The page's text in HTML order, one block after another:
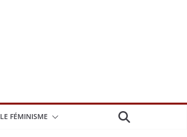
LE FÉMINISME